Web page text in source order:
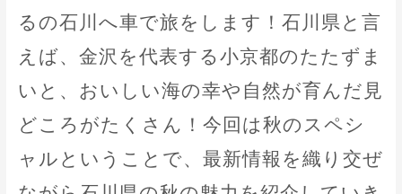
るの石川へ車で旅をします！石川県と言
えば、金沢を代表する小京都のたたずま
いと、おいしい海の幸や自然が育んだ見
どころがたくさん！今回は秋のスペシ
ャルということで、最新情報を織り交ぜ